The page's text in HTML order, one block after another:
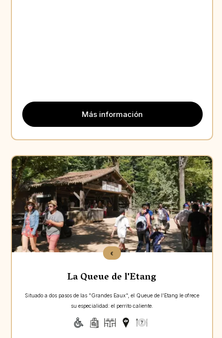
Más información
Aperçu
€
La Queue de l'Etang
Situado a dos pasos de las "Grandes Eaux", el Queue de l'Etang le ofrece
su especialidad: el perrito caliente.